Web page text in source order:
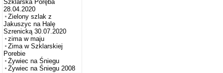
Szklarska Poręba
28.04.2020
Zielony szlak z
Jakuszyc na Halę
Szrenicką 30.07.2020
zima w maju
Zima w Szklarskiej
Porebie
Żywiec na Śniegu
Żywiec na Śniegu 2008